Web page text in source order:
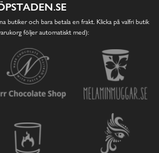
butiker och bara betala en frakt. Klicka på valfri butik
följer automatiskt med):